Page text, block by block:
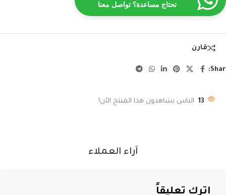
تحتاج مساعدة؟ تواصل معنا
قارن
13 الناس يشاهدون هذا المنتج الآن!
آراء العملاء
اترك تعليقاً